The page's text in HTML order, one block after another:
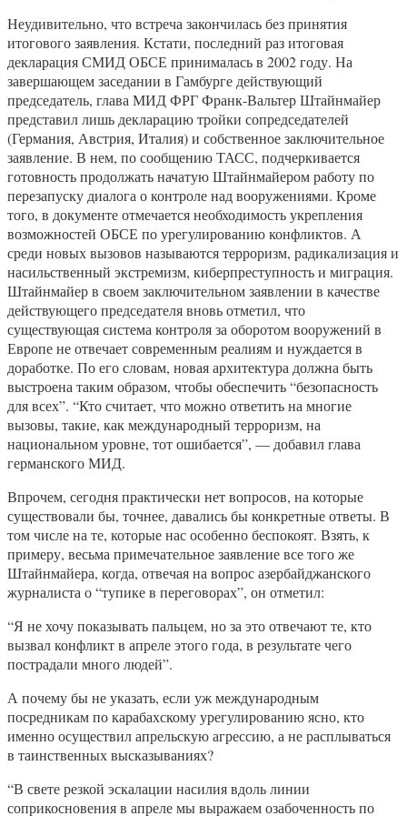
Неудивительно, что встреча закончилась без принятия
итогового заявления. Кстати, последний раз итоговая
декларация СМИД ОБСЕ принималась в 2002 году. На
завершающем заседании в Гамбурге действующий
председатель, глава МИД ФРГ Франк-Вальтер Штайнмайер
представил лишь декларацию тройки сопредседателей
(Германия, Австрия, Италия) и собственное заключительное
заявление. В нем, по сообщению ТАСС, подчеркивается
готовность продолжать начатую Штайнмайером работу по
перезапуску диалога о контроле над вооружениями. Кроме
того, в документе отмечается необходимость укрепления
возможностей ОБСЕ по урегулированию конфликтов. А
среди новых вызовов называются терроризм, радикализация и
насильственный экстремизм, киберпреступность и миграция.
Штайнмайер в своем заключительном заявлении в качестве
действующего председателя вновь отметил, что
существующая система контроля за оборотом вооружений в
Европе не отвечает современным реалиям и нуждается в
доработке. По его словам, новая архитектура должна быть
выстроена таким образом, чтобы обеспечить “безопасность
для всех”. “Кто считает, что можно ответить на многие
вызовы, такие, как международный терроризм, на
национальном уровне, тот ошибается”, — добавил глава
германского МИД.
Впрочем, сегодня практически нет вопросов, на которые
существовали бы, точнее, давались бы конкретные ответы. В
том числе на те, которые нас особенно беспокоят. Взять, к
примеру, весьма примечательное заявление все того же
Штайнмайера, когда, отвечая на вопрос азербайджанского
журналиста о “тупике в переговорах”, он отметил:
“Я не хочу показывать пальцем, но за это отвечают те, кто
вызвал конфликт в апреле этого года, в результате чего
пострадали много людей”.
А почему бы не указать, если уж международным
посредникам по карабахскому урегулированию ясно, кто
именно осуществил апрельскую агрессию, а не расплываться
в таинственных высказываниях?
“В свете резкой эскалации насилия вдоль линии
соприкосновения в апреле мы выражаем озабоченность по